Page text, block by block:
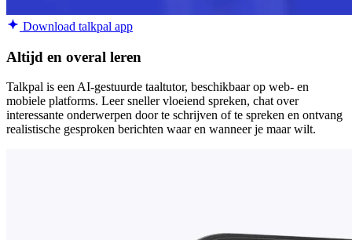
Download talkpal app
Altijd en overal leren
Talkpal is een AI-gestuurde taaltutor, beschikbaar op web- en
mobiele platforms. Leer sneller vloeiend spreken, chat over
interessante onderwerpen door te schrijven of te spreken en ontvang
realistische gesproken berichten waar en wanneer je maar wilt.